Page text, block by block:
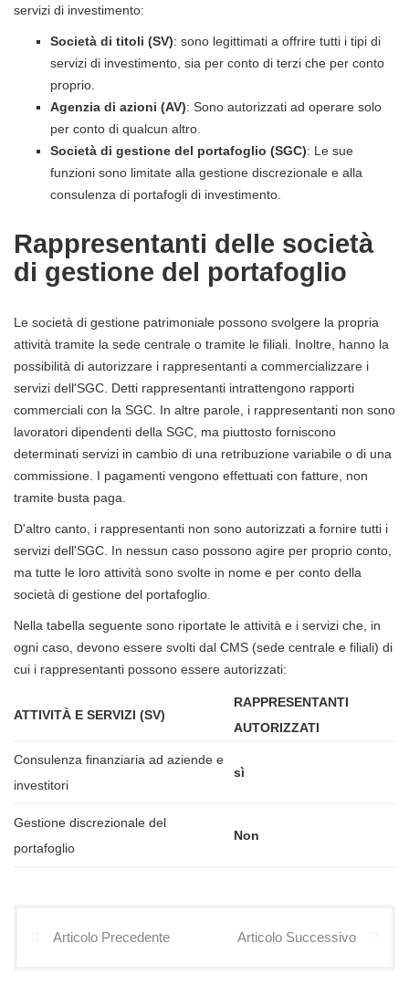
servizi di investimento:
Società di titoli (SV): sono legittimati a offrire tutti i tipi di
servizi di investimento, sia per conto di terzi che per conto
proprio.
Agenzia di azioni (AV): Sono autorizzati ad operare solo
per conto di qualcun altro.
Società di gestione del portafoglio (SGC): Le sue
funzioni sono limitate alla gestione discrezionale e alla
consulenza di portafogli di investimento.
Rappresentanti delle società
di gestione del portafoglio
Le società di gestione patrimoniale possono svolgere la propria
attività tramite la sede centrale o tramite le filiali. Inoltre, hanno la
possibilità di autorizzare i rappresentanti a commercializzare i
servizi dell'SGC. Detti rappresentanti intrattengono rapporti
commerciali con la SGC. In altre parole, i rappresentanti non sono
lavoratori dipendenti della SGC, ma piuttosto forniscono
determinati servizi in cambio di una retribuzione variabile o di una
commissione. I pagamenti vengono effettuati con fatture, non
tramite busta paga.
D'altro canto, i rappresentanti non sono autorizzati a fornire tutti i
servizi dell'SGC. In nessun caso possono agire per proprio conto,
ma tutte le loro attività sono svolte in nome e per conto della
società di gestione del portafoglio.
Nella tabella seguente sono riportate le attività e i servizi che, in
ogni caso, devono essere svolti dal CMS (sede centrale e filiali) di
cui i rappresentanti possono essere autorizzati:
ATTIVITÀ E SERVIZI (SV)
RAPPRESENTANTI
AUTORIZZATI
Consulenza finanziaria ad aziende e
investitori
sì
Gestione discrezionale del
portafoglio
Non
Articolo Precedente Articolo Successivo